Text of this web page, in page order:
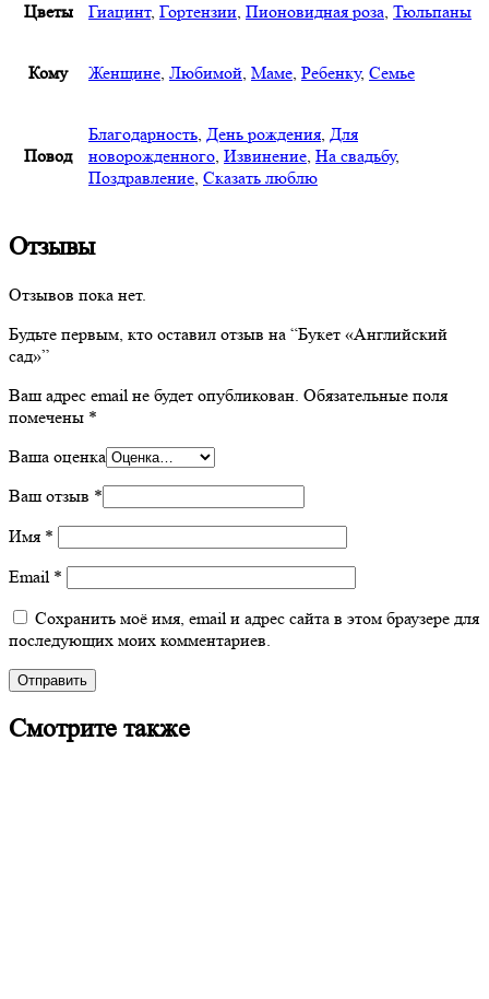
Цветы Гиацинт, Гортензии, Пионовидная роза, Тюльпаны
Кому Женщине, Любимой, Маме, Ребенку, Семье
Повод
Благодарность, День рождения, Для
новорожденного, Извинение, На свадьбу,
Поздравление, Сказать люблю
Отзывы
Отзывов пока нет.
Будьте первым, кто оставил отзыв на “Букет «Английский
сад»”
Ваш адрес email не будет опубликован. Обязательные поля
помечены *
Ваша оценка
Ваш отзыв *
Имя *
Email *
Сохранить моё имя, email и адрес сайта в этом браузере для
последующих моих комментариев.
Смотрите также